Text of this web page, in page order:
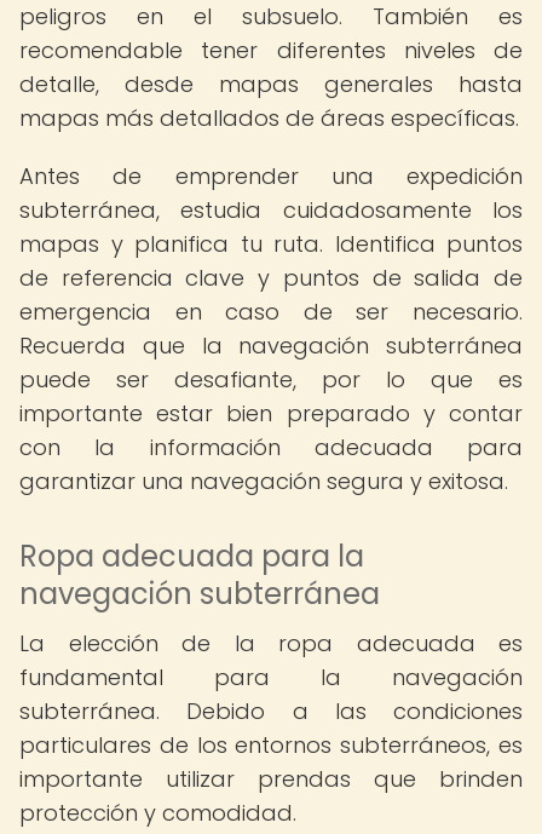
peligros en el subsuelo. También es
recomendable tener diferentes niveles de
detalle, desde mapas generales hasta
mapas más detallados de áreas específicas.
Antes de emprender una expedición
subterránea, estudia cuidadosamente los
mapas y planifica tu ruta. Identifica puntos
de referencia clave y puntos de salida de
emergencia en caso de ser necesario.
Recuerda que la navegación subterránea
puede ser desafiante, por lo que es
importante estar bien preparado y contar
con la información adecuada para
garantizar una navegación segura y exitosa.
Ropa adecuada para la
navegación subterránea
La elección de la ropa adecuada es
fundamental para la navegación
subterránea. Debido a las condiciones
particulares de los entornos subterráneos, es
importante utilizar prendas que brinden
protección y comodidad.